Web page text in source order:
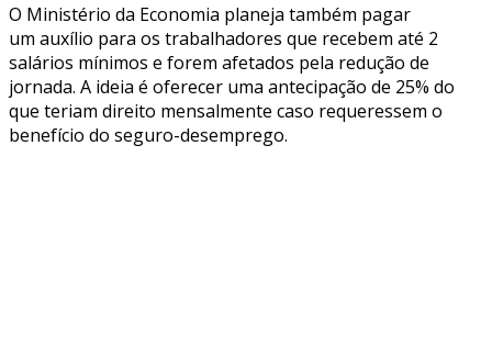
O Ministério da Economia planeja também pagar
um auxílio para os trabalhadores que recebem até 2
salários mínimos e forem afetados pela redução de
jornada. A ideia é oferecer uma antecipação de 25% do
que teriam direito mensalmente caso requeressem o
benefício do seguro-desemprego.